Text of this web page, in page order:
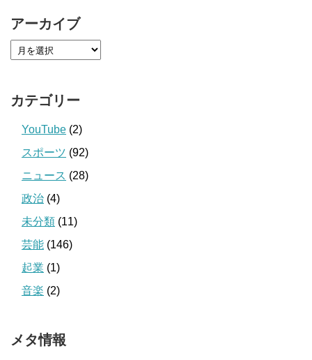
アーカイブ
カテゴリー
YouTube (2)
スポーツ (92)
ニュース (28)
政治 (4)
未分類 (11)
芸能 (146)
起業 (1)
音楽 (2)
メタ情報